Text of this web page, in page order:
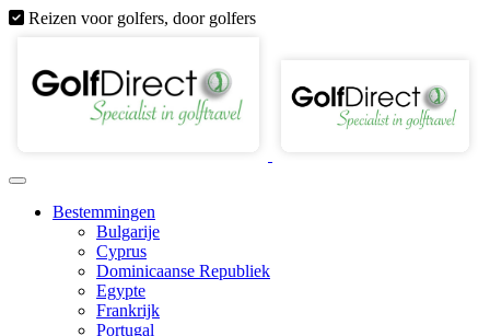
Reizen voor golfers, door golfers
Bestemmingen
Bulgarije
Cyprus
Dominicaanse Republiek
Egypte
Frankrijk
Portugal